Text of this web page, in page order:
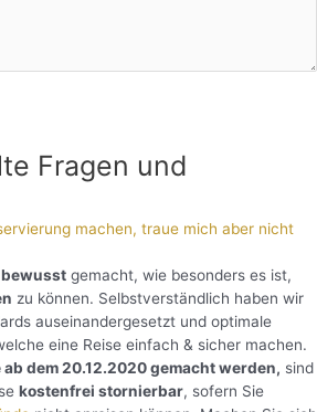
Fragen und
machen, traue mich aber nicht
bewusst gemacht, wie besonders es ist,
zu können. Selbstverständlich haben wir
auseinandergesetzt und optimale
eine Reise einfach & sicher machen.
dem 20.12.2020 gemacht werden, sind
kostenfrei stornierbar, sofern Sie